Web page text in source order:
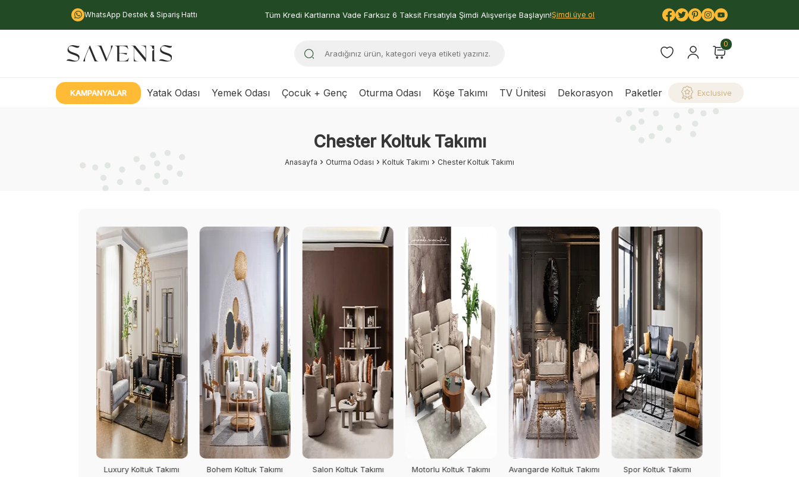
WhatsApp Destek & Sipariş Hattı Tüm Kredi Kartlarına Vade Farksız 6 Taksit Fırsatıyla Şimdi Alışverişe Başlayın!Şimdi üye ol
0
KAMPANYALAR Yatak Odası Yemek Odası Çocuk + Genç Oturma Odası Köşe Takımı TV Ünitesi Dekorasyon Paketler Exclusive
Chester Koltuk Takımı
Anasayfa Oturma Odası Koltuk Takımı Chester Koltuk Takımı
Bohem Koltuk Takımı Salon Koltuk Takımı Motorlu Koltuk Takımı Avangarde Koltuk Takımı Spor Koltuk Takımı
Exclusive Koltuk Takımı